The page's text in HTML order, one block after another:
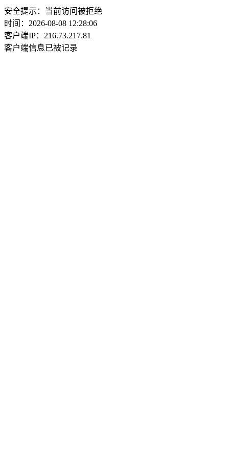
安全提示：当前访问被拒绝
时间：2026-08-08 12:28:06
客户端IP：216.73.217.81
客户端信息已被记录